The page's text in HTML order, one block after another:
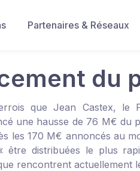
Partenaires & Réseaux
du
que Jean Castex, le
une hausse de 76 M€ du
les 170 M€ annoncés au
être distribuées le plus
rencontrent actuellement